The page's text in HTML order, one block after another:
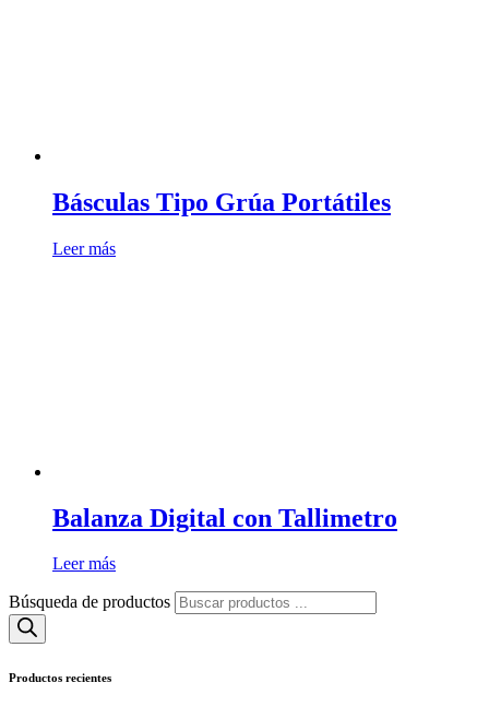
Básculas Tipo Grúa Portátiles
Leer más
Balanza Digital con Tallimetro
Leer más
Búsqueda de productos
Productos recientes